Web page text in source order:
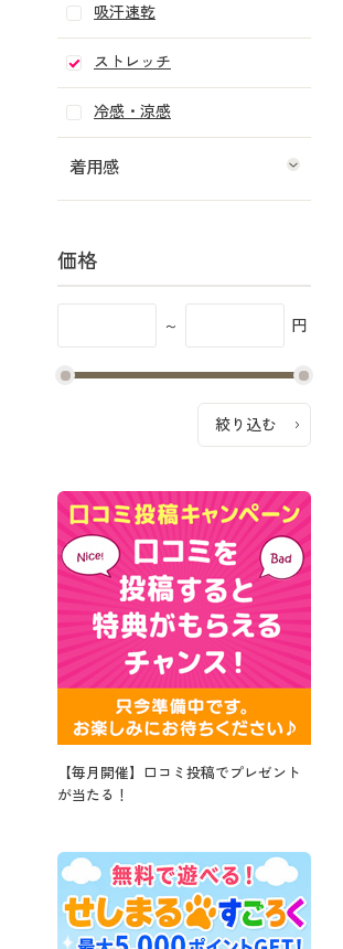
吸汗速乾
ストレッチ
冷感・涼感
着用感
価格
～ 円
【毎月開催】口コミ投稿でプレゼント
が当たる！